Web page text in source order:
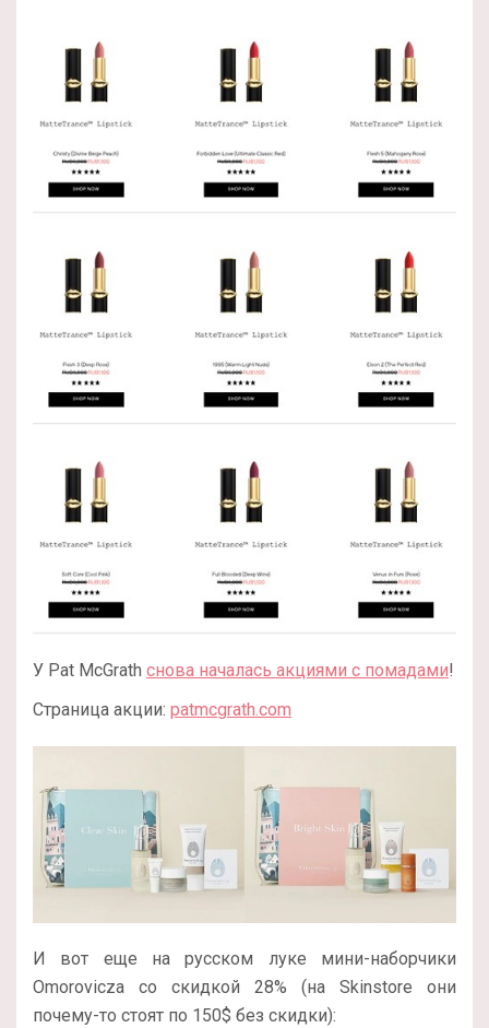
У Pat McGrath снова началась акциями с помадами!
Страница акции: patmcgrath.com
И вот еще на русском луке мини-наборчики
Omorovicza со скидкой 28% (на Skinstore они
почему-то стоят по 150$ без скидки):